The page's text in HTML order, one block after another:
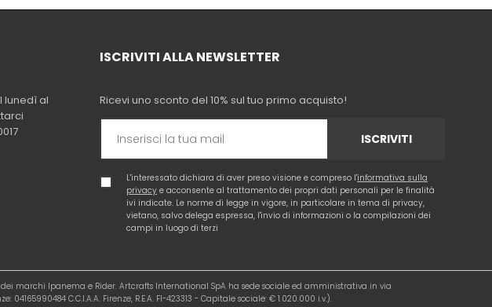
lunedì al
ISCRIVITI ALLA NEWSLETTER
Ricevi uno sconto del 10% sul tuo primo acquisto!
ISCRIVITI
L'interessato dichiara di aver preso visione e compreso l'informativa sulla
privacy e acconsente al trattamento dei propri dati personali per le finalità
ivi indicate. Le norme di legge in vigore, in particolare in tema di privacy,
vietano, salvo delega espressa, l'invio di informazioni o la compilazioni dei
campi in luogo di terzi
marchi Ipanema e Rider. Artcrafts International SpA ha sede sociale ed amministrativa in via
04165990484 C.C.I.A.A. Firenze, R.E.A. FI-423313 - Capitale sociale: € 1.020.000 i.v.).